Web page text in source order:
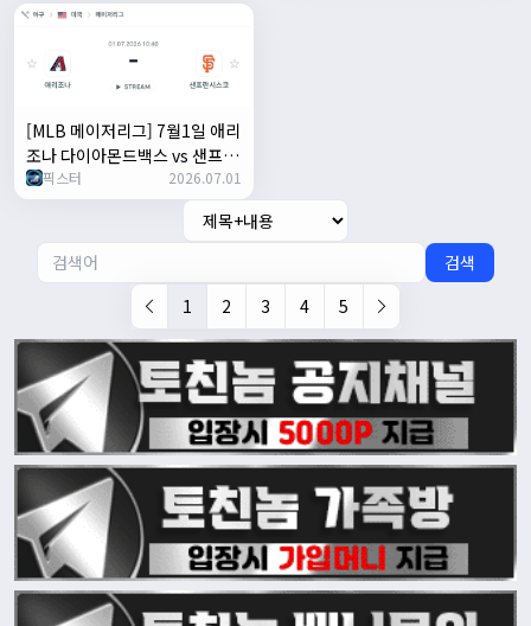
[MLB 메이저리그] 7월1일 애리
조나 다이아몬드백스 vs 샌프란
시스코 자이언츠 | 스포츠 분석
무료 중계 토친놈
픽스터 2026.07.01
검색
1
2 3 4 5